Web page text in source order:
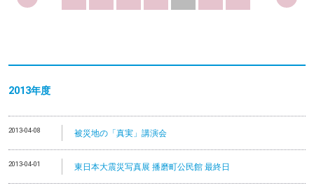
2013年度
2013-04-08 被災地の「真実」講演会
2013-04-01 東日本大震災写真展 播磨町公民館 最終日